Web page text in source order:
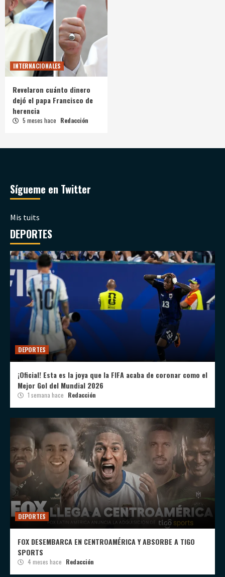
INTERNACIONALES
Revelaron cuánto dinero
dejó el papa Francisco de
herencia
5 meses hace Redacción
Sígueme en Twitter
Mis tuits
DEPORTES
DEPORTES
¡Oficial! Esta es la joya que la FIFA acaba de coronar como el
Mejor Gol del Mundial 2026
1 semana hace Redacción
DEPORTES
FOX DESEMBARCA EN CENTROAMÉRICA Y ABSORBE A TIGO
SPORTS
4 meses hace Redacción